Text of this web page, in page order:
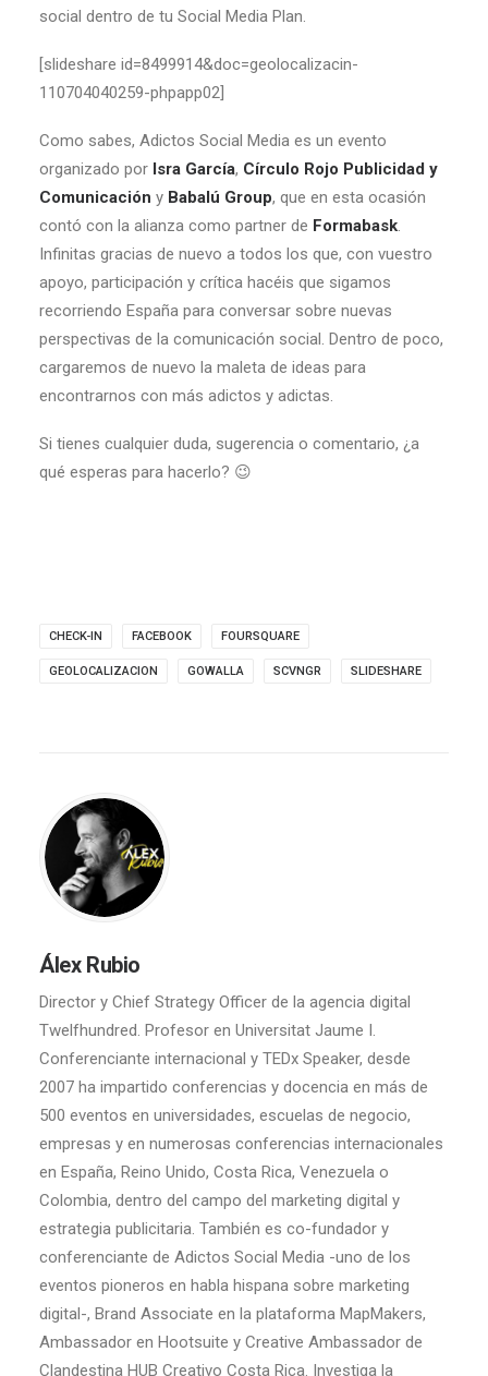
social dentro de tu Social Media Plan.
[slideshare id=8499914&doc=geolocalizacin-
110704040259-phpapp02]
Como sabes, Adictos Social Media es un evento
organizado por Isra García, Círculo Rojo Publicidad y
Comunicación y Babalú Group, que en esta ocasión
contó con la alianza como partner de Formabask.
Infinitas gracias de nuevo a todos los que, con vuestro
apoyo, participación y crítica hacéis que sigamos
recorriendo España para conversar sobre nuevas
perspectivas de la comunicación social. Dentro de poco,
cargaremos de nuevo la maleta de ideas para
encontrarnos con más adictos y adictas.
Si tienes cualquier duda, sugerencia o comentario, ¿a
qué esperas para hacerlo? 😉
CHECK-IN FACEBOOK FOURSQUARE
GEOLOCALIZACION GOWALLA SCVNGR SLIDESHARE
Álex Rubio
Director y Chief Strategy Officer de la agencia digital
Twelfhundred. Profesor en Universitat Jaume I.
Conferenciante internacional y TEDx Speaker, desde
2007 ha impartido conferencias y docencia en más de
500 eventos en universidades, escuelas de negocio,
empresas y en numerosas conferencias internacionales
en España, Reino Unido, Costa Rica, Venezuela o
Colombia, dentro del campo del marketing digital y
estrategia publicitaria. También es co-fundador y
conferenciante de Adictos Social Media -uno de los
eventos pioneros en habla hispana sobre marketing
digital-, Brand Associate en la plataforma MapMakers,
Ambassador en Hootsuite y Creative Ambassador de
Clandestina HUB Creativo Costa Rica. Investiga la